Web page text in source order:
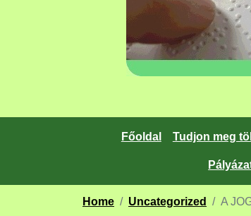
Főoldal Tudjon meg
Home / Uncategorized / A